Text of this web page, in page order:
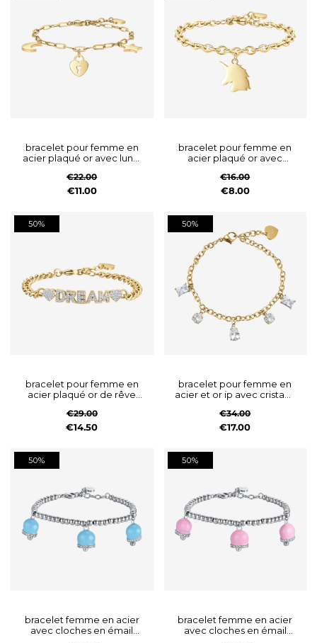
bracelet pour femme en
acier plaqué or avec lune,
€22.00
€11.00
bracelet pour femme en
acier plaqué or avec
€16.00
€8.00
50%
bracelet pour femme en
acier plaqué or de rêve
€29.00
€14.50
50%
bracelet pour femme en
acier et or ip avec cristaux
€34.00
€17.00
50%
bracelet femme en acier
avec cloches en émail
50%
bracelet femme en acier
avec cloches en émail